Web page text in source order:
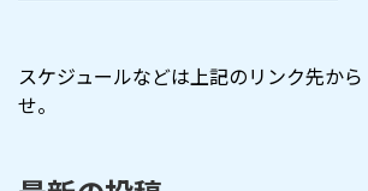
スケジュールなどは上記のリンク先か
せ。